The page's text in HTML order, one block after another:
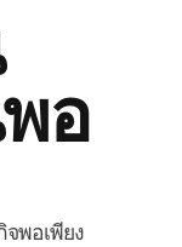
อ
พอเพียง